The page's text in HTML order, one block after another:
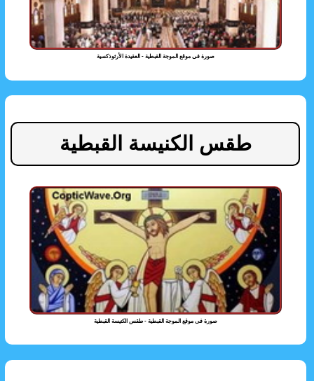
صورة فى موقع الموجة القبطية - العقيدة الأرثوذكسية
طقس الكنيسة القبطية
صورة فى موقع الموجة القبطية - طقس الكنيسة القبطية